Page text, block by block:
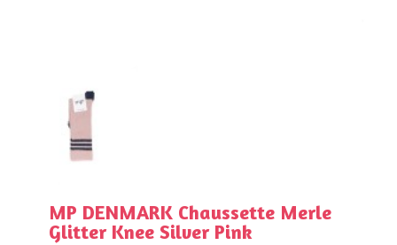
MP DENMARK Chaussette Merle
Glitter Knee Silver Pink